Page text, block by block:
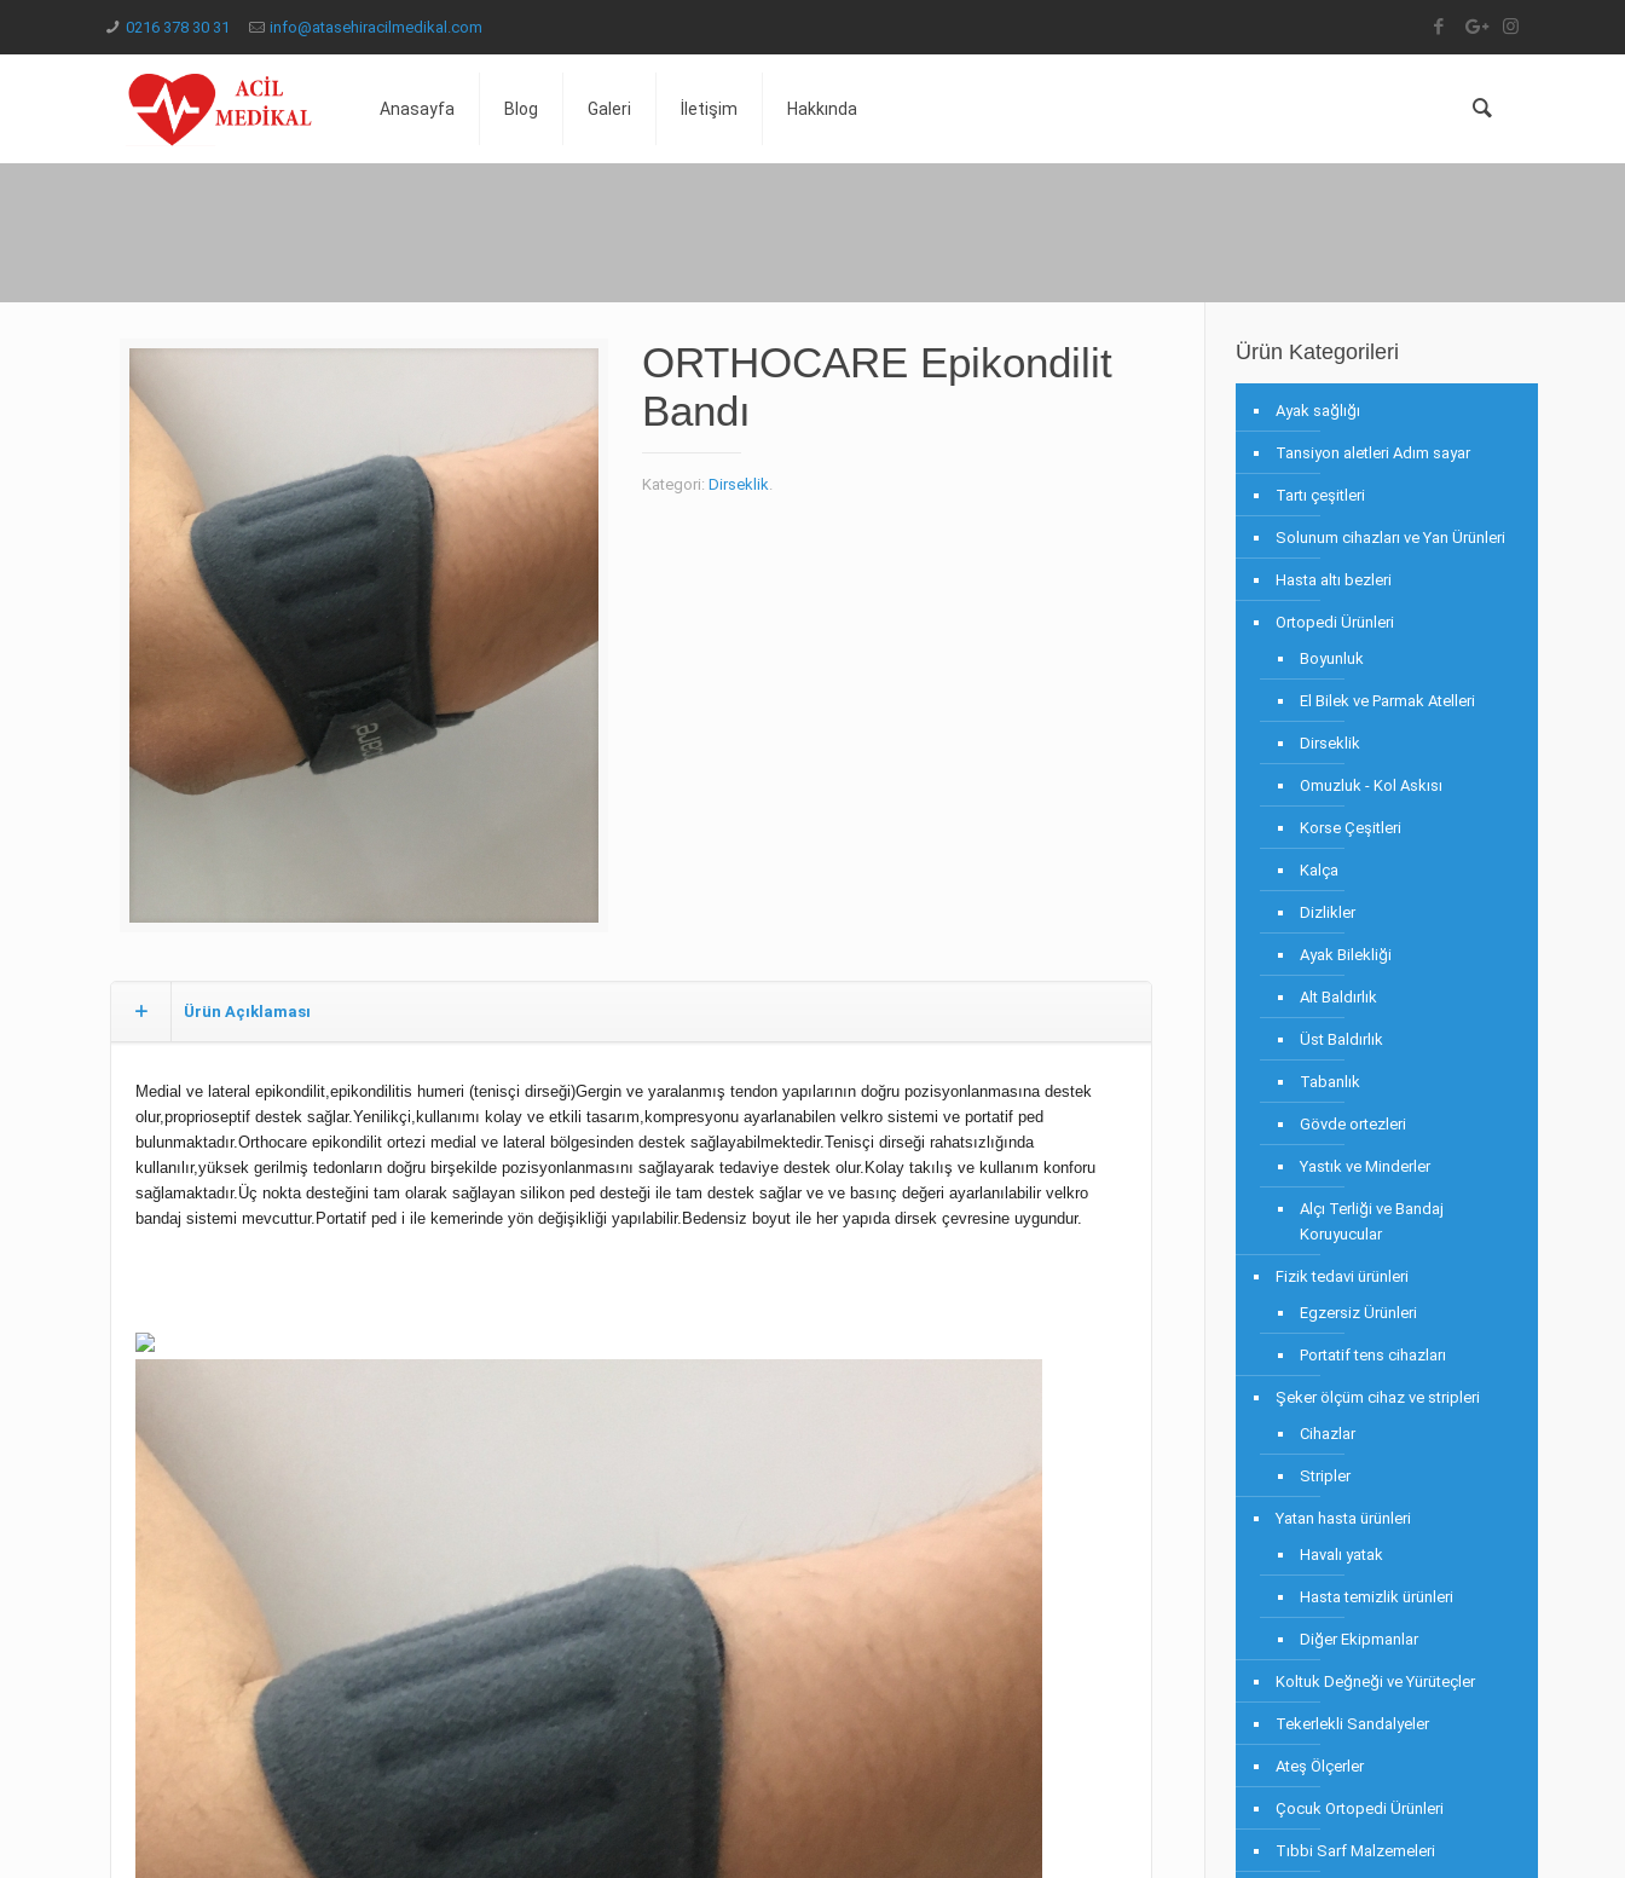
0216 378 30 31 info@atasehiracilmedikal.com
Anasayfa Blog Galeri İletişim Hakkında
ORTHOCARE Epikondilit
Bandı
Kategori: Dirseklik.
Ürün Açıklaması
Medial ve lateral epikondilit,epikondilitis humeri (tenisçi dirseği)Gergin ve yaralanmış tendon yapılarının doğru pozisyonlanmasına destek
olur,proprioseptif destek sağlar.Yenilikçi,kullanımı kolay ve etkili tasarım,kompresyonu ayarlanabilen velkro sistemi ve portatif ped
bulunmaktadır.Orthocare epikondilit ortezi medial ve lateral bölgesinden destek sağlayabilmektedir.Tenisçi dirseği rahatsızlığında
kullanılır,yüksek gerilmiş tedonların doğru birşekilde pozisyonlanmasını sağlayarak tedaviye destek olur.Kolay takılış ve kullanım konforu
sağlamaktadır.Üç nokta desteğini tam olarak sağlayan silikon ped desteği ile tam destek sağlar ve ve basınç değeri ayarlanılabilir velkro
bandaj sistemi mevcuttur.Portatif ped i ile kemerinde yön değişikliği yapılabilir.Bedensiz boyut ile her yapıda dirsek çevresine uygundur.
Ürün Kategorileri
Ayak sağlığı
Tansiyon aletleri Adım sayar
Tartı çeşitleri
Solunum cihazları ve Yan Ürünleri
Hasta altı bezleri
Ortopedi Ürünleri
Boyunluk
El Bilek ve Parmak Atelleri
Dirseklik
Omuzluk - Kol Askısı
Korse Çeşitleri
Kalça
Dizlikler
Ayak Bilekliği
Alt Baldırlık
Üst Baldırlık
Tabanlık
Gövde ortezleri
Yastık ve Minderler
Alçı Terliği ve Bandaj
Koruyucular
Fizik tedavi ürünleri
Egzersiz Ürünleri
Portatif tens cihazları
Şeker ölçüm cihaz ve stripleri
Cihazlar
Stripler
Yatan hasta ürünleri
Havalı yatak
Hasta temizlik ürünleri
Diğer Ekipmanlar
Koltuk Değneği ve Yürüteçler
Tekerlekli Sandalyeler
Ateş Ölçerler
Çocuk Ortopedi Ürünleri
Tıbbi Sarf Malzemeleri